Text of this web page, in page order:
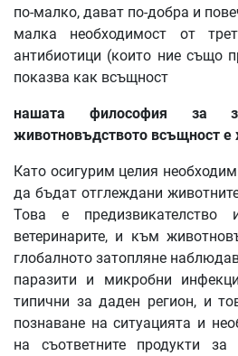
по-малко, дават по-добра и
малка необходимост от
антибиотици (които ние също
показва как всъщност
нашата философия за
животновъдството всъщност е
Като осигурим целия
да бъдат отглеждани
Това е
ветеринарите, и към
глобалното затопляне
паразити и микробни
типични за даден регион, и
познаване на ситуацията и
на съответните продукти за